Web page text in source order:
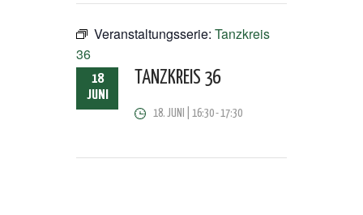
Veranstaltungsserie: Tanzkreis
36
18
JUNI
TANZKREIS 36
18. JUNI | 16:30-17:30